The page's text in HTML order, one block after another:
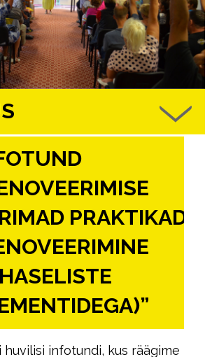
PRAKTIKAD
huvilisi infotundi, kus räägime